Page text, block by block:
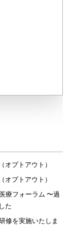
オプトアウト）
オプトアウト）
療フォーラム 〜過
た
修を実施いたしま